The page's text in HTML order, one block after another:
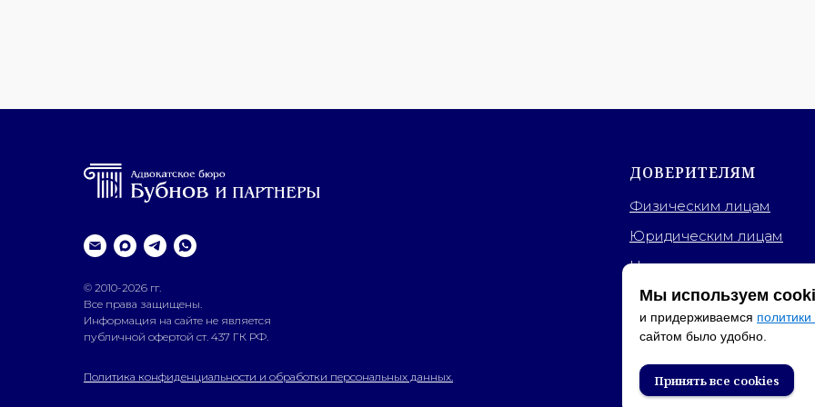
Мы используем
и придерживаемся
сайтом было удобно.
Принять все сookies
© 2010-2026 гг.
Все права защищены.
Информация на сайте не является
публичной офертой ст. 437 ГК РФ.
ДОВЕРИТЕЛЯМ
Физическим лицам
Юридическим лицам
Новости
Часто задаваемые
Полезная информация
Политика конфиденциальности и обработки персональных данных.